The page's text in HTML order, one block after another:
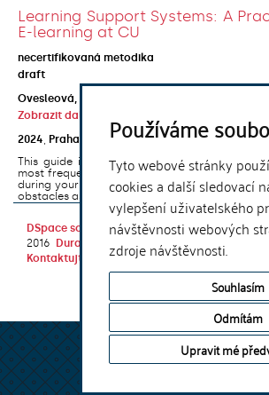
Používáme
Tyto webové stránky
cookies a další sledovací
vylepšení uživatelského
návštěvnosti webových
zdroje návštěvnosti.
Souhlasím
Odmítám
Upravit mé
Learning Support Systems: A
E-learning at CU
necertifikovaná metodika
draft
Ovesleová, Hana
Zobrazit další autory
2024
Praha
Univerzita Karlova, Nakladatelství
This guide introduces the e-learning support
most frequently at Charles University and that
during your studies. It will also help you to
obstacles associated ...
DSpace softwarecopyright © 2002-
2016
DuraSpace
Kontaktujte nás|Vyjádření názoru